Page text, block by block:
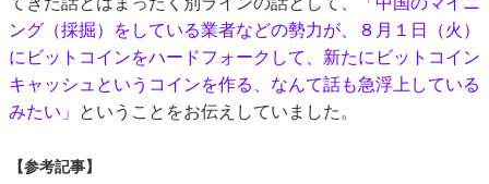
ング（採掘）をしている業者などの勢力が、８月１日（火）
にビットコインをハードフォークして、新たにビットコイン
キャッシュというコインを作る、なんて話も急浮上している
みたい」
ということをお伝えしていました。
【参考記事】